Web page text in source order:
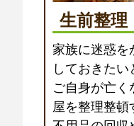
生前整理
家族に迷惑を
しておきたい
ご自身が亡く
屋を整理整頓